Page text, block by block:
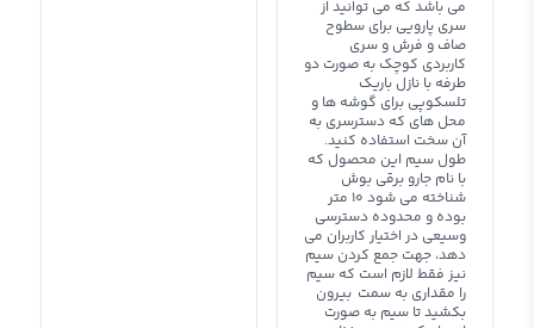
می باشد که می توانید از
سری پارویی برای سطوح
صاف و فرش و سری
کاربردی کوچک به صورت دو
طرفه با نازل باریک
تلسکوپی برای گوشه ها و
محل های که دسترسری به
آن سخت استفاده کنید.
طول سیم این محصول که
با نام جارو برقی بوش
شناخته می شود 10 متر
بوده و محدوده دسترسی
وسیعی در اختیار کاربران می
دهد، جهت جمع کردن سیم
نیز فقط لازم است که سیم
را مقداری به سمت بیرون
بکشید تا سیم به صورت